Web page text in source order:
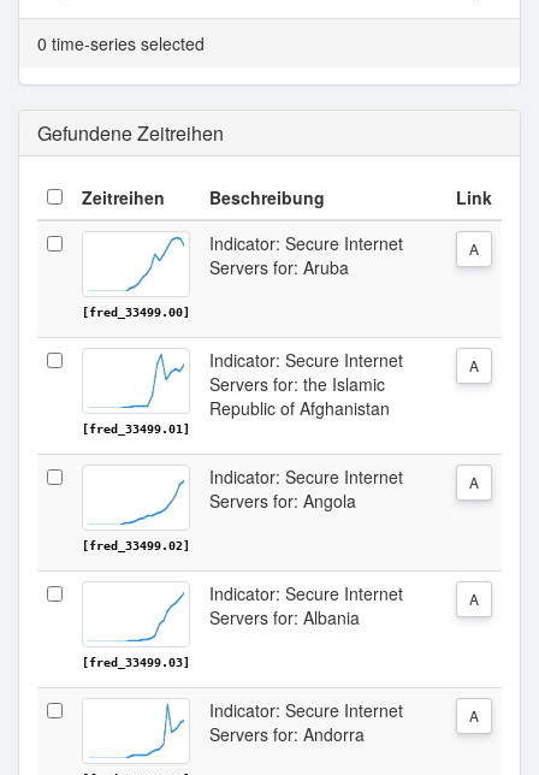
Tabellenansicht.
0 time-series selected
Gefundene Zeitreihen
Zeitreihen Beschreibung Link
[fred_33499.00]
Indicator: Secure Internet
Servers for: Aruba
A
[fred_33499.01]
Indicator: Secure Internet
Servers for: the Islamic
Republic of Afghanistan
A
[fred_33499.02]
Indicator: Secure Internet
Servers for: Angola
A
[fred_33499.03]
Indicator: Secure Internet
Servers for: Albania
A
Indicator: Secure Internet
Servers for: Andorra
A